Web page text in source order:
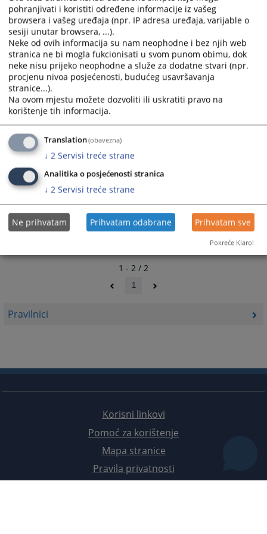
Pravilnici
and
select
a
date.
Press
the
mark
key
to
get
the
shortcuts
for
changing
dates.
and
select
date.
Press
the
mark
to
shortcuts
changing
dates.
1 - 2 / 2
1
Korisni linkovi
Pomoć za korištenje
Mapa stranice
Pravila privatnosti
pohranjivati i koristiti određene informacije iz vašeg
browsera i vašeg uređaja (npr. IP adresa uređaja, varijable o
sesiji unutar browsera, ...).
Neke od ovih informacija su nam neophodne i bez njih web
stranica ne bi mogla fukcionisati u svom punom obimu, dok
neke nisu prijeko neophodne a služe za dodatne stvari (npr.
procjenu nivoa posjećenosti, budućeg usavršavanja
stranice...).
Na ovom mjestu možete dozvoliti ili uskratiti pravo na
korištenje tih informacija.
Translation(obavezna)
↓ 2 Servisi treće strane
Analitika o posjećenosti stranica
↓ 2 Servisi treće strane
Ne prihvatam Prihvatam odabrane Prihvatam sve
Pokreće Klaro!